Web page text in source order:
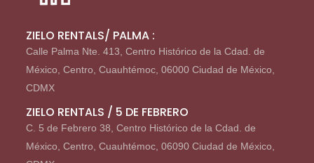
ZIELO RENTALS/ PALMA :
Calle Palma Nte. 413, Centro Histórico de la Cdad. de
México, Centro, Cuauhtémoc, 06000 Ciudad de México,
CDMX
ZIELO RENTALS / 5 DE FEBRERO
C. 5 de Febrero 38, Centro Histórico de la Cdad. de
México, Centro, Cuauhtémoc, 06090 Ciudad de México,